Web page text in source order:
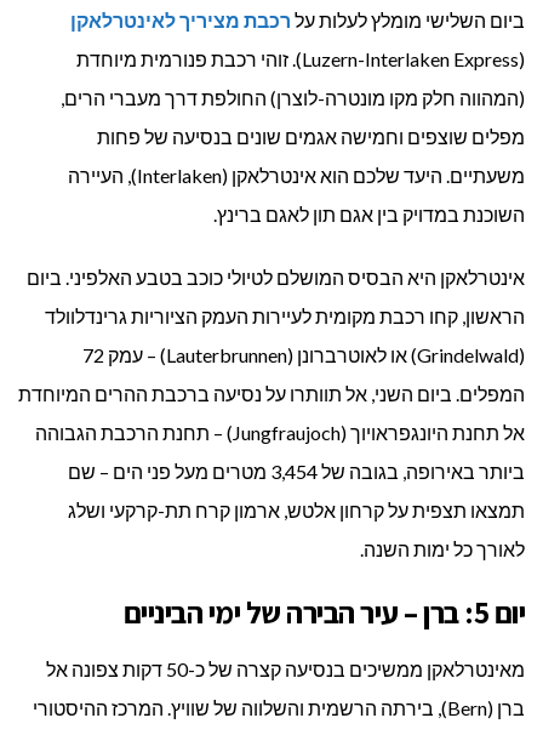
ביום השלישי מומלץ לעלות על רכבת מציריך לאינטרלאקן
(Luzern-Interlaken Express). זוהי רכבת פנורמית מיוחדת
(המהווה חלק מקו מונטרה-לוצרן) החולפת דרך מעברי הרים,
מפלים שוצפים וחמישה אגמים שונים בנסיעה של פחות
משעתיים. היעד שלכם הוא אינטרלאקן (Interlaken), העיירה
השוכנת במדויק בין אגם תון לאגם ברינץ.
אינטרלאקן היא הבסיס המושלם לטיולי כוכב בטבע האלפיני. ביום
הראשון, קחו רכבת מקומית לעיירות העמק הציוריות גרינדלוולד
(Grindelwald) או לאוטרברונן (Lauterbrunnen) – עמק 72
המפלים. ביום השני, אל תוותרו על נסיעה ברכבת ההרים המיוחדת
אל תחנת היונגפראויוך (Jungfraujoch) – תחנת הרכבת הגבוהה
ביותר באירופה, בגובה של 3,454 מטרים מעל פני הים – שם
תמצאו תצפית על קרחון אלטש, ארמון קרח תת-קרקעי ושלג
לאורך כל ימות השנה.
יום 5: ברן – עיר הבירה של ימי הביניים
מאינטרלאקן ממשיכים בנסיעה קצרה של כ-50 דקות צפונה אל
ברן (Bern), בירתה הרשמית והשלווה של שוויץ. המרכז ההיסטורי